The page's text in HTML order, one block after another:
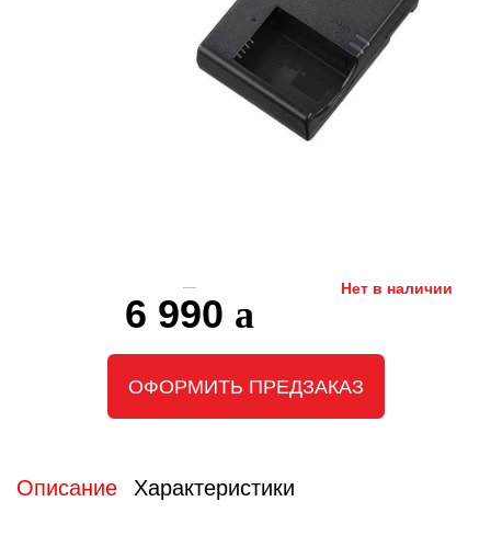
Нет в наличии
6 990
ОФОРМИТЬ ПРЕДЗАКАЗ
Описание Характеристики